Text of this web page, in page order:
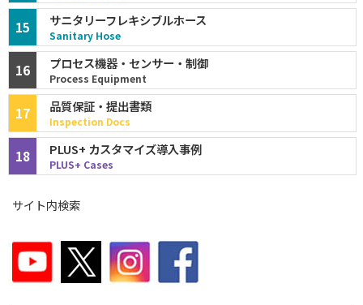
サニタリーフレキシブルホース
Sanitary Hose
15
プロセス機器・センサー・制御
Process Equipment
16
品質保証・提出書類
Inspection Docs
17
PLUS+ カスタマイズ導入事例
PLUS+ Cases
18
サイト内検索